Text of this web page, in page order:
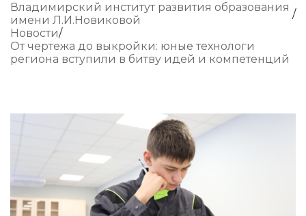
Владимирский институт развития образования
имени Л.И.Новиковой
Новости
От чертежа до выкройки: юные технологи
региона вступили в битву идей и компетенций